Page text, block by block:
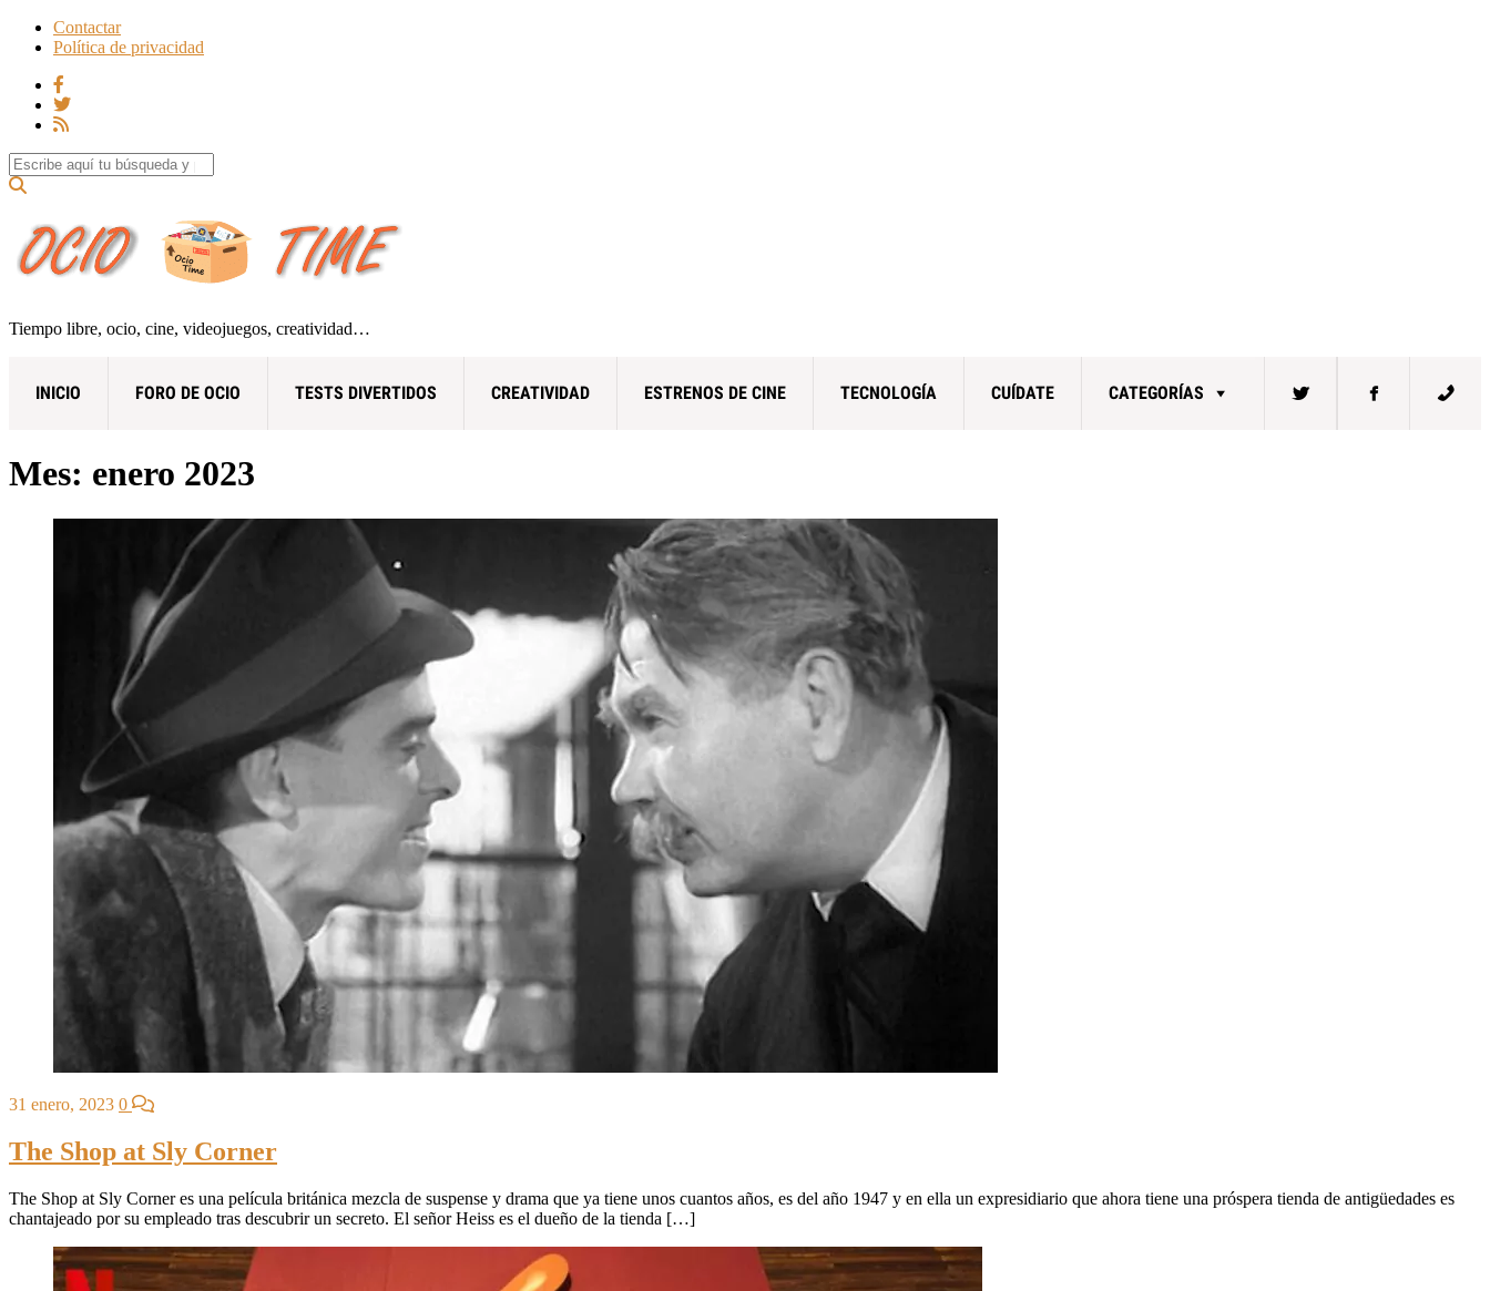
Contactar
Política de privacidad
Search for:
Tiempo libre, ocio, cine, videojuegos, creatividad…
INICIO FORO DE OCIO TESTS DIVERTIDOS CREATIVIDAD ESTRENOS DE CINE TECNOLOGÍA CUÍDATE CATEGORÍAS
Mes: enero 2023
31 enero, 2023 0
The Shop at Sly Corner
The Shop at Sly Corner es una película británica mezcla de suspense y drama que ya tiene unos cuantos años, es del año 1947 y en ella un expresidiario que ahora tiene una próspera tienda de antigüedades es
chantajeado por su empleado tras descubrir un secreto. El señor Heiss es el dueño de la tienda […]